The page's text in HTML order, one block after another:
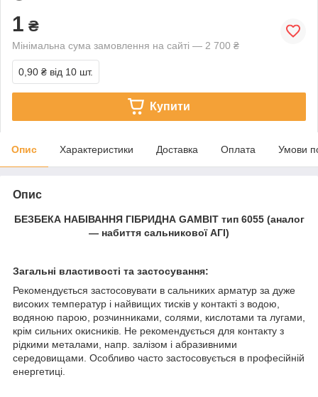
1 ₴
Мінімальна сума замовлення на сайті — 2 700 ₴
0,90 ₴ від 10 шт.
Купити
Опис Характеристики Доставка Оплата Умови
Опис
БЕЗБЕКА НАБІВАННЯ ГІБРИДНА GAMBITтип 6055 (аналог
— набиття сальникової АГІ)
Загальні властивості та застосування:
Рекомендується застосовувати в сальниких арматур за дуже
високих температур і найвищих тисків у контакті з водою,
водяною парою, розчинниками, солями, кислотами та лугами,
крім сильних окисників. Не рекомендується для контакту з
рідкими металами, напр. залізом і абразивними
середовищами. Особливо часто застосовується в професійній
енергетиці.